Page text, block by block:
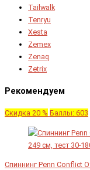
Tailwalk
Tenryu
Xesta
Zemex
Zenaq
Zetrix
Рекомендуем
Скидка 20 % Баллы: 603
Спиннинг Penn Conflict